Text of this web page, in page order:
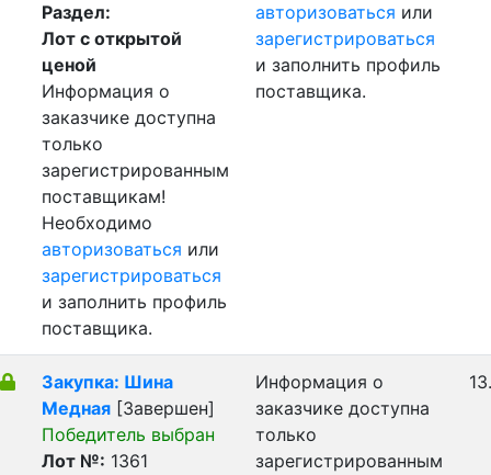
Раздел:
Лот с открытой
ценой
Информация о
заказчике доступна
только
зарегистрированным
поставщикам!
Необходимо
авторизоваться или
зарегистрироваться
и заполнить профиль
поставщика.
авторизоваться или
зарегистрироваться
и заполнить профиль
поставщика.
Закупка: Шина
Медная [Завершен]
Победитель выбран
Лот №: 1361
Информация о
заказчике доступна
только
зарегистрированным